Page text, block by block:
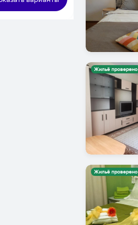
Жильё проверено
Жильё проверено